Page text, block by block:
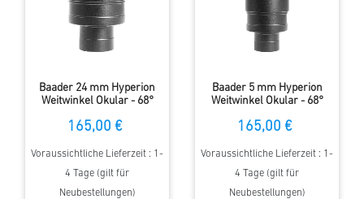
Baader 24 mm Hyperion
Weitwinkel Okular - 68°
165,00 €
Voraussichtliche Lieferzeit : 1-
4 Tage (gilt für
Neubestellungen)
Baader 5 mm Hyperion
Weitwinkel Okular - 68°
165,00 €
Voraussichtliche Lieferzeit : 1-
4 Tage (gilt für
Neubestellungen)